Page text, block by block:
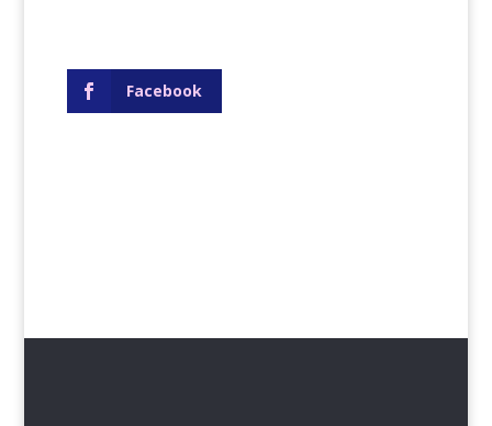
Facebook